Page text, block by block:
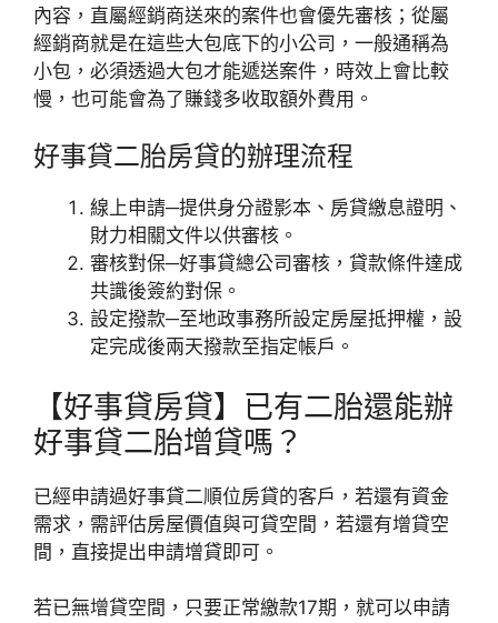
內容，直屬經銷商送來的案件也會優先審核；從屬
經銷商就是在這些大包底下的小公司，一般通稱為
小包，必須透過大包才能遞送案件，時效上會比較
慢，也可能會為了賺錢多收取額外費用。
好事貸二胎房貸的辦理流程
線上申請─提供身分證影本、房貸繳息證明、
財力相關文件以供審核。
審核對保─好事貸總公司審核，貸款條件達成
共識後簽約對保。
設定撥款─至地政事務所設定房屋抵押權，設
定完成後兩天撥款至指定帳戶。
【好事貸房貸】已有二胎還能辦
好事貸二胎增貸嗎？
已經申請過好事貸二順位房貸的客戶，若還有資金
需求，需評估房屋價值與可貸空間，若還有增貸空
間，直接提出申請增貸即可。
若已無增貸空間，只要正常繳款17期，就可以申請